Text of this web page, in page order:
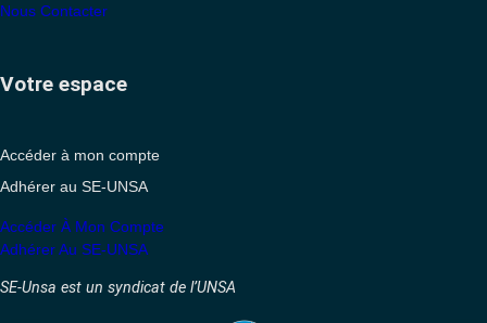
Nous Contacter
Votre espace
Accéder à mon compte
Adhérer au SE-UNSA
Accéder À Mon Compte
Adhérer Au SE-UNSA
SE-Unsa est un syndicat de l’UNSA